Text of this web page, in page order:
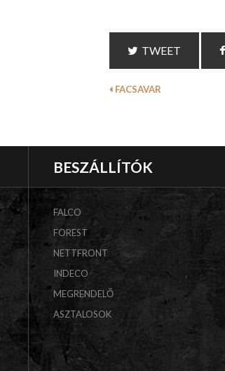
TWEET
FACSAVAR
BESZÁLLÍTÓK
FALCO
FOREST
NETTFRONT
INDECO
MEGRENDELŐ
ASZTALOSOK